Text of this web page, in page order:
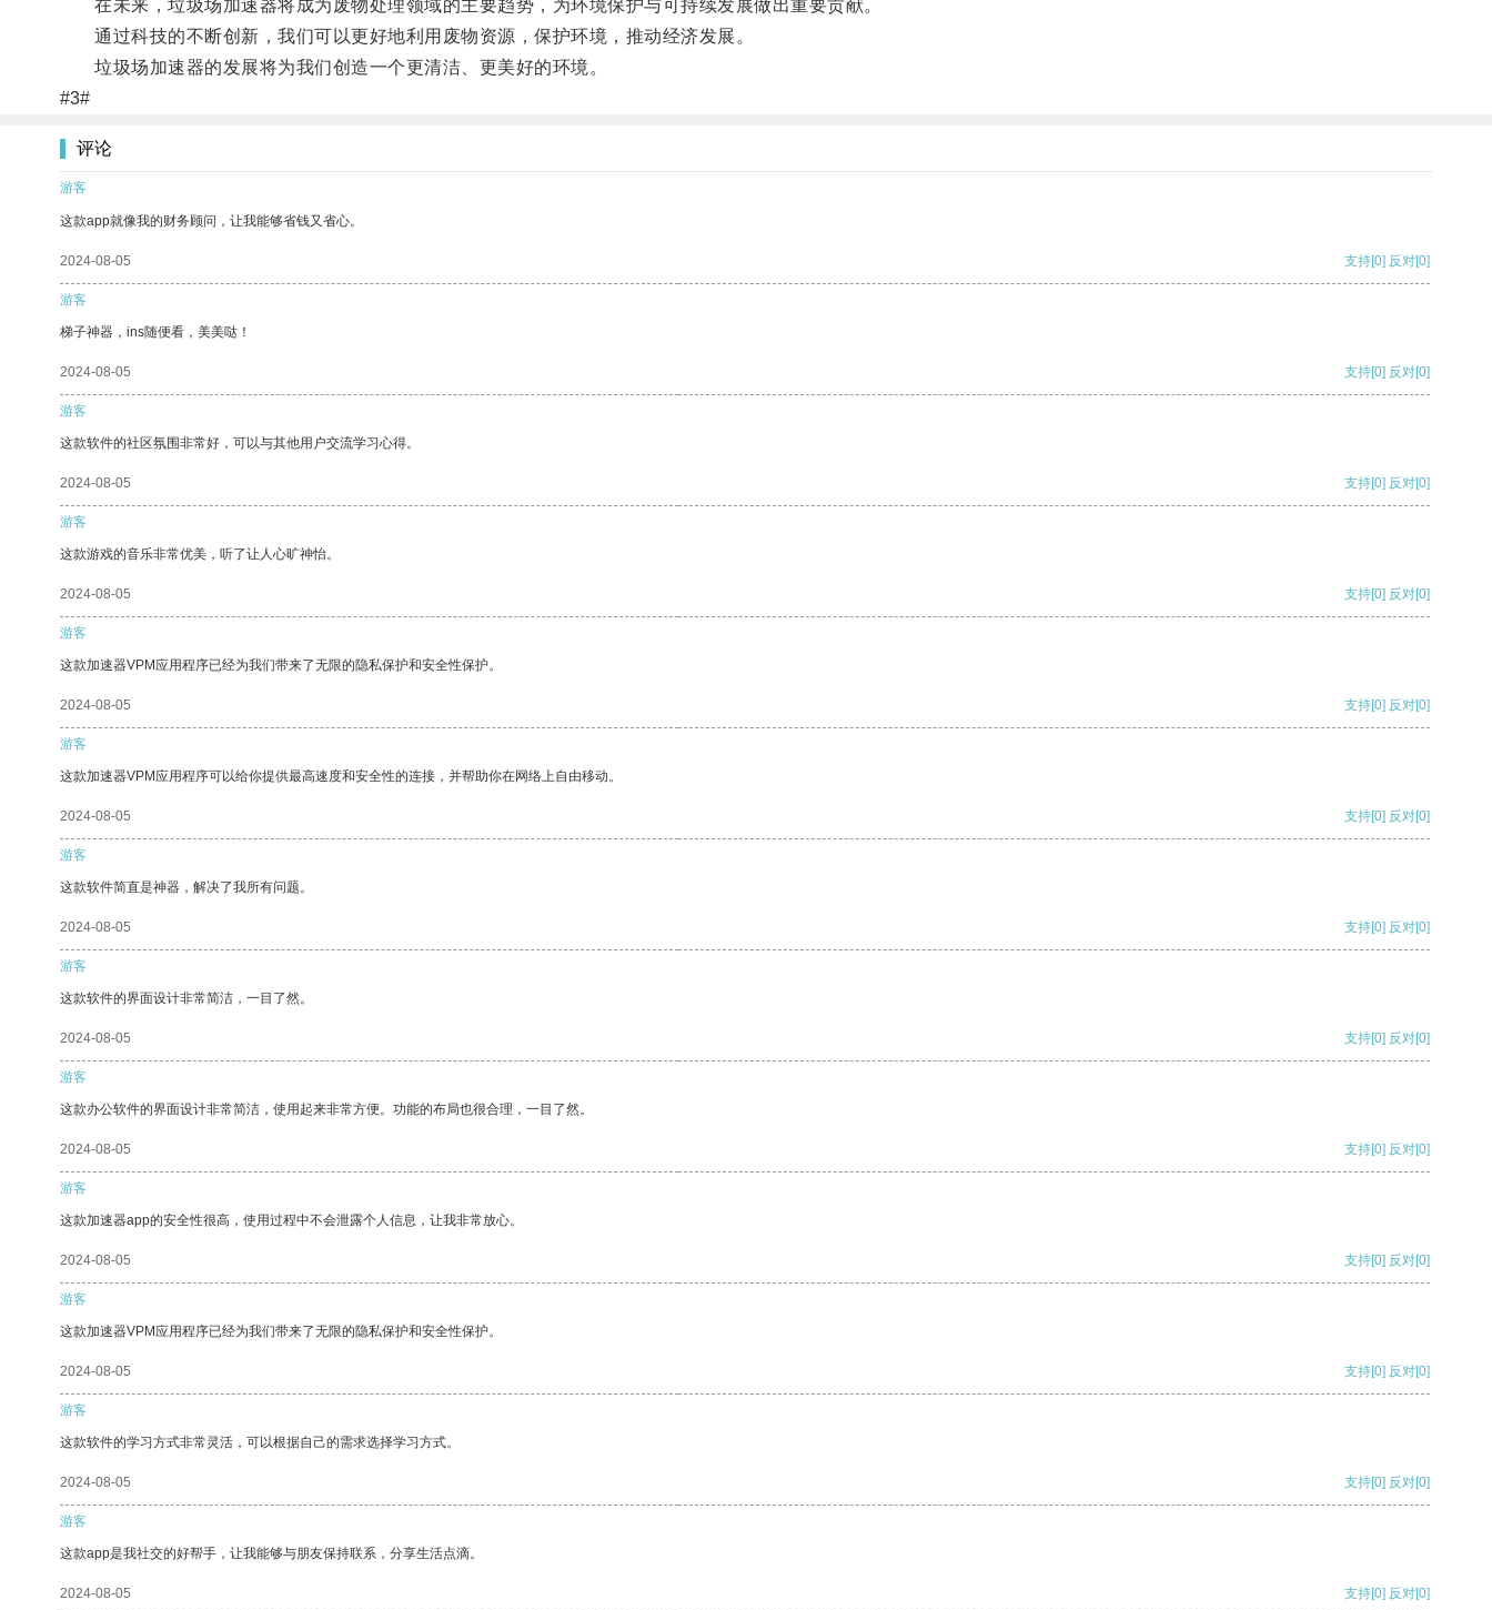
在未来，垃圾场加速器将成为废物处理领域的主要趋势，为环境保护与可持续发展做出重要贡献。
通过科技的不断创新，我们可以更好地利用废物资源，保护环境，推动经济发展。
垃圾场加速器的发展将为我们创造一个更清洁、更美好的环境。
#3#
评论
游客
这款app就像我的财务顾问，让我能够省钱又省心。
2024-08-05 支持[0] 反对[0]
游客
梯子神器，ins随便看，美美哒！
2024-08-05 支持[0] 反对[0]
游客
这款软件的社区氛围非常好，可以与其他用户交流学习心得。
2024-08-05 支持[0] 反对[0]
游客
这款游戏的音乐非常优美，听了让人心旷神怡。
2024-08-05 支持[0] 反对[0]
游客
这款加速器VPM应用程序已经为我们带来了无限的隐私保护和安全性保护。
2024-08-05 支持[0] 反对[0]
游客
这款加速器VPM应用程序可以给你提供最高速度和安全性的连接，并帮助你在网络上自由移动。
2024-08-05 支持[0] 反对[0]
游客
这款软件简直是神器，解决了我所有问题。
2024-08-05 支持[0] 反对[0]
游客
这款软件的界面设计非常简洁，一目了然。
2024-08-05 支持[0] 反对[0]
游客
这款办公软件的界面设计非常简洁，使用起来非常方便。功能的布局也很合理，一目了然。
2024-08-05 支持[0] 反对[0]
游客
这款加速器app的安全性很高，使用过程中不会泄露个人信息，让我非常放心。
2024-08-05 支持[0] 反对[0]
游客
这款加速器VPM应用程序已经为我们带来了无限的隐私保护和安全性保护。
2024-08-05 支持[0] 反对[0]
游客
这款软件的学习方式非常灵活，可以根据自己的需求选择学习方式。
2024-08-05 支持[0] 反对[0]
游客
这款app是我社交的好帮手，让我能够与朋友保持联系，分享生活点滴。
2024-08-05 支持[0] 反对[0]